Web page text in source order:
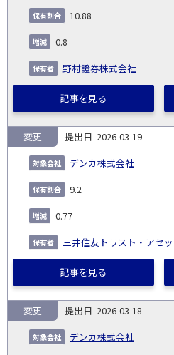
10.88
0.8
野村證券株式会社
記事を見る
2026-03-19
デンカ株式会社
変更
9.2
0.77
三井住友トラスト・アセ
記事を見る
2026-03-18
デンカ株式会社
変更